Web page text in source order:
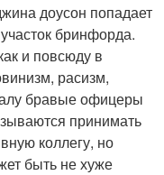
доусон попадает
бринфорда.
и повсюду в
расизм,
бравые офицеры
принимать
коллегу, но
быть не хуже